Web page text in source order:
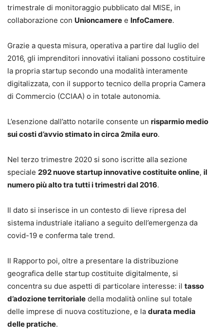
trimestrale di monitoraggio pubblicato dal MISE, in
collaborazione con Unioncamere e InfoCamere.
Grazie a questa misura, operativa a partire dal luglio del
2016, gli imprenditori innovativi italiani possono costituire
la propria startup secondo una modalità interamente
digitalizzata, con il supporto tecnico della propria Camera
di Commercio (CCIAA) o in totale autonomia.
L’esenzione dall’atto notarile consente un risparmio medio
sui costi d’avvio stimato in circa 2mila euro.
Nel terzo trimestre 2020 si sono iscritte alla sezione
speciale 292 nuove startup innovative costituite online, il
numero più alto tra tutti i trimestri dal 2016.
Il dato si inserisce in un contesto di lieve ripresa del
sistema industriale italiano a seguito dell’emergenza da
covid-19 e conferma tale trend.
Il Rapporto poi, oltre a presentare la distribuzione
geografica delle startup costituite digitalmente, si
concentra su due aspetti di particolare interesse: il tasso
d’adozione territoriale della modalità online sul totale
delle imprese di nuova costituzione, e la durata media
delle pratiche.